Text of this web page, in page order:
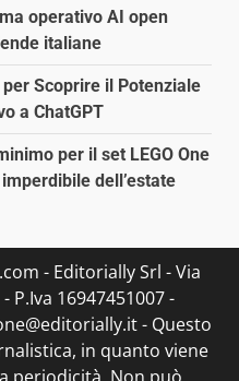
operativo AI open
italiane
Scoprire il Potenziale
a ChatGPT
per il set LEGO One
dell’estate
- Editorially Srl - Via
P.Iva 16947451007 -
- Questo
in quanto viene